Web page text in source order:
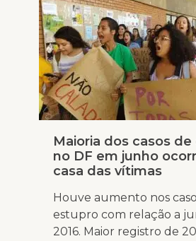
Maioria dos casos
no DF em junho
casa das vítimas
Houve aumento nos
estupro com relação a
2016. Maior registro de